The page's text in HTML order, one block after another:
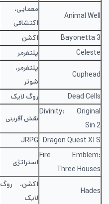
Animal Well
معمایی،
اکتشافی
Bayonetta 3 اکشن
Celeste
پلتفرمر
Cuphead
پلتفرمر،
شوتر
Dead Cells روگ لایک
Divinity: Original
Sin 2
نقش آفرینی
Dragon Quest XI S
JRPG
Fire Emblem:
Three Houses
استراتژی
Hades
اکشن، روگ
لایک